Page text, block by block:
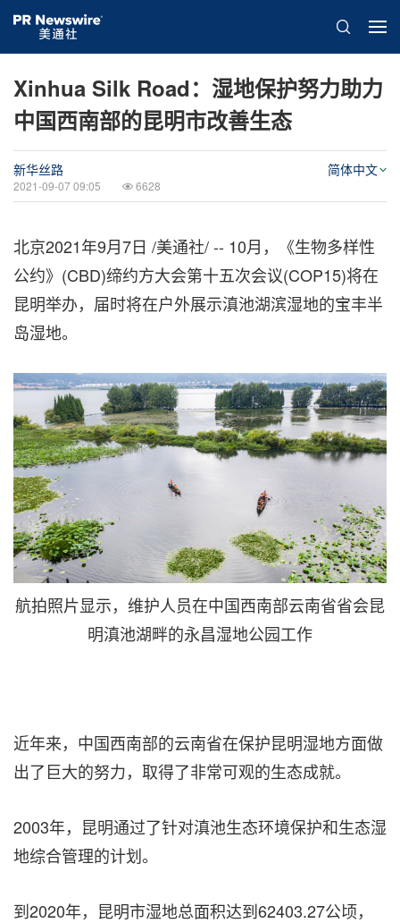
Xinhua Silk Road：湿地保护努力助力
中国西南部的昆明市改善生态
新华丝路
2021-09-07 09:05 6628
简体中文
北京2021年9月7日 /美通社/ -- 10月，《生物多样性
公约》(CBD)缔约方大会第十五次会议(COP15)将在
昆明举办，届时将在户外展示滇池湖滨湿地的宝丰半
岛湿地。
航拍照片显示，维护人员在中国西南部云南省省会昆
明滇池湖畔的永昌湿地公园工作
近年来，中国西南部的云南省在保护昆明湿地方面做
出了巨大的努力，取得了非常可观的生态成就。
2003年，昆明通过了针对滇池生态环境保护和生态湿
地综合管理的计划。
到2020年，昆明市湿地总面积达到62403.27公顷，